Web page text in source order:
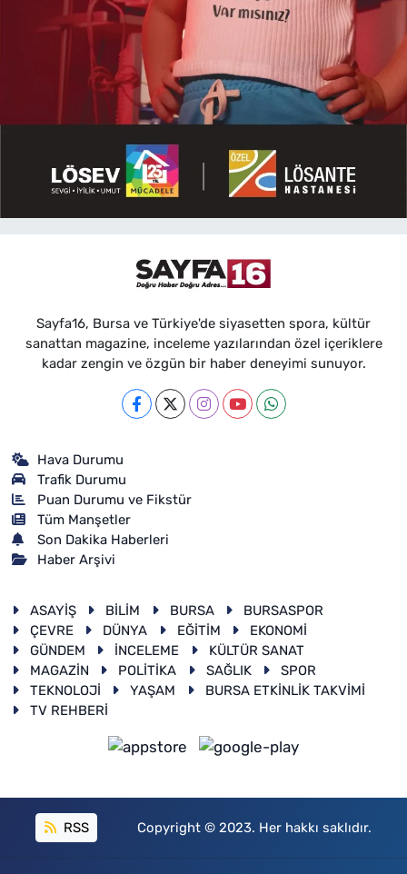
Sayfa16, Bursa ve Türkiye'de siyasetten spora, kültür
sanattan magazine, inceleme yazılarından özel içeriklere
kadar zengin ve özgün bir haber deneyimi sunuyor.
Hava Durumu
Trafik Durumu
Puan Durumu ve Fikstür
Tüm Manşetler
Son Dakika Haberleri
Haber Arşivi
ASAYİŞ BİLİM BURSA
BURSASPOR
ÇEVRE
DÜNYA EĞİTİM
EKONOMİ
GÜNDEM
İNCELEME
KÜLTÜR SANAT
MAGAZİN
POLİTİKA SAĞLIK
SPOR
TEKNOLOJİ
YAŞAM
BURSA ETKİNLİK TAKVİMİ
TV REHBERİ
RSS Copyright © 2023. Her hakkı saklıdır.